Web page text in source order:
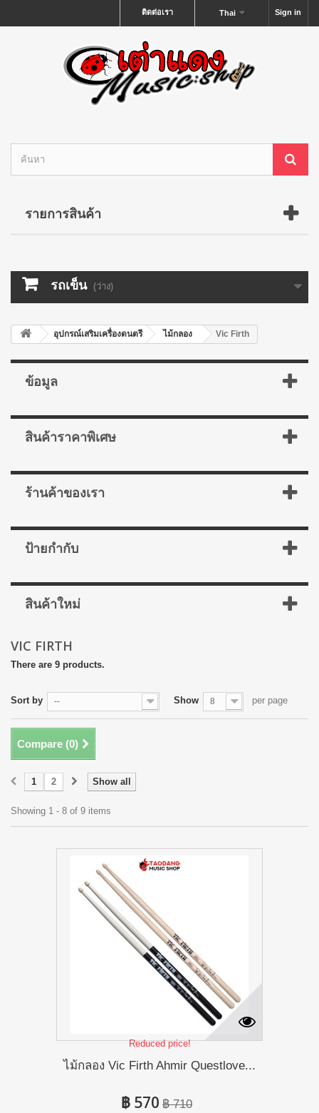
Sign in
Thai
ติดต่อเรา
รายการสินค้า
รถเข็น (ว่าง)
อุปกรณ์เสริมเครื่องดนตรี ไม้กลอง Vic Firth
ข้อมูล
สินค้าราคาพิเศษ
ร้านค้าของเรา
ป้ายกำกับ
สินค้าใหม่
VIC FIRTH
There are 9 products.
Sort by -- Show 8 per page
Compare (0)
Show all
1 2
Showing 1 - 8 of 9 items
Reduced price!
ไม้กลอง Vic Firth Ahmir Questlove...
฿ 570 ฿ 710